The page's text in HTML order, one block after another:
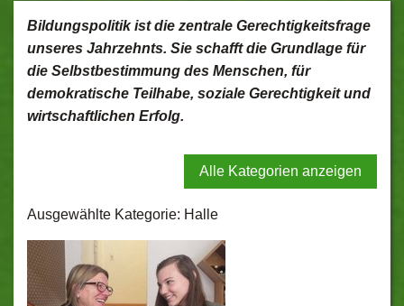
Bildungspolitik ist die zentrale Gerechtigkeitsfrage
unseres Jahrzehnts. Sie schafft die Grundlage für
die Selbstbestimmung des Menschen, für
demokratische Teilhabe, soziale Gerechtigkeit und
wirtschaftlichen Erfolg.
Alle Kategorien anzeigen
Ausgewählte Kategorie: Halle